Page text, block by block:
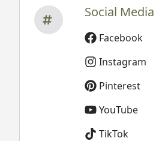
Social Media
Facebook
Instagram
Pinterest
YouTube
TikTok